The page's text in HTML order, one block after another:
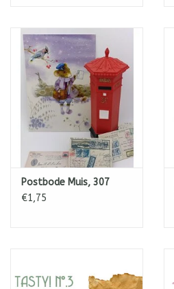
Postbode Muis, 307
€1,75